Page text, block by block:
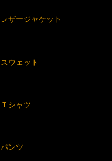
レザージャケット
スウェット
Ｔシャツ
パンツ